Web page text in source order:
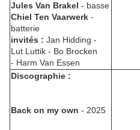
Jules Van Brakel - basse
Chiel Ten Vaarwerk -
batterie
invités : Jan Hidding -
Lut Luttik - Bo Brocken
- Harm Van Essen
Discographie :
Back on my own - 2025